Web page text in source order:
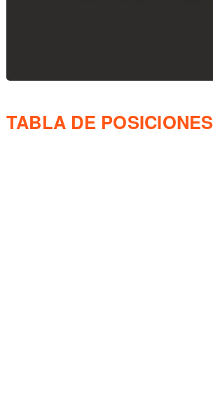
TABLA DE POSICIONES